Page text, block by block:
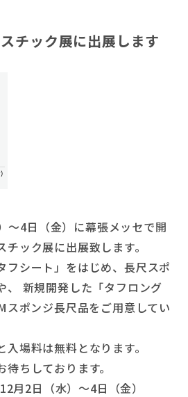
チック展に出展します
～4日（金）に幕張メッセで開
ック展に出展致します。
フシート」をはじめ、長尺スポ
、 新規開発した「タフロング
スポンジ長尺品をご用意してい
場料は無料となります。
ちしております。
月2日（水）～4日（金）